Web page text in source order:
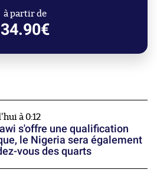
à partir de
34.90€
à 0:12
s'offre une qualification
le Nigeria sera également
vous des quarts